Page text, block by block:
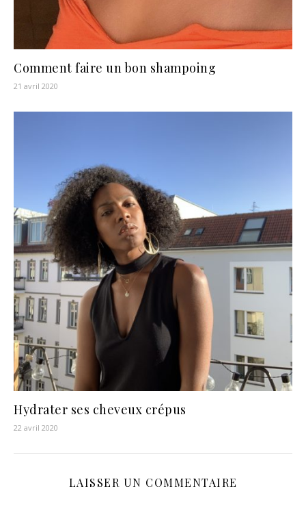
Comment faire un bon shampoing
21 avril 2020
Hydrater ses cheveux crépus
22 avril 2020
LAISSER UN COMMENTAIRE